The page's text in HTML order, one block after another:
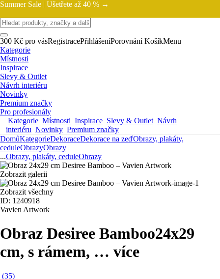
Summer Sale | Ušetřete až 40 % →
300 Kč pro vásRegistracePřihlášeníPorovnání KošíkMenu
Kategorie
Místnosti
Inspirace
Slevy & Outlet
Návrh interiéru
Novinky
Premium značky
Pro profesionály
Kategorie Místnosti Inspirace Slevy & Outlet Návrh
interiéru Novinky Premium značky
DomůKategorieDekoraceDekorace na zeďObrazy, plakáty,
ceduleObrazyObrazy
...Obrazy, plakáty, ceduleObrazy
Zobrazit galerii
Zobrazit všechny
ID: 1240918
Vavien Artwork
Obraz Desiree Bamboo24x29
cm, s rámem, … více
(35)